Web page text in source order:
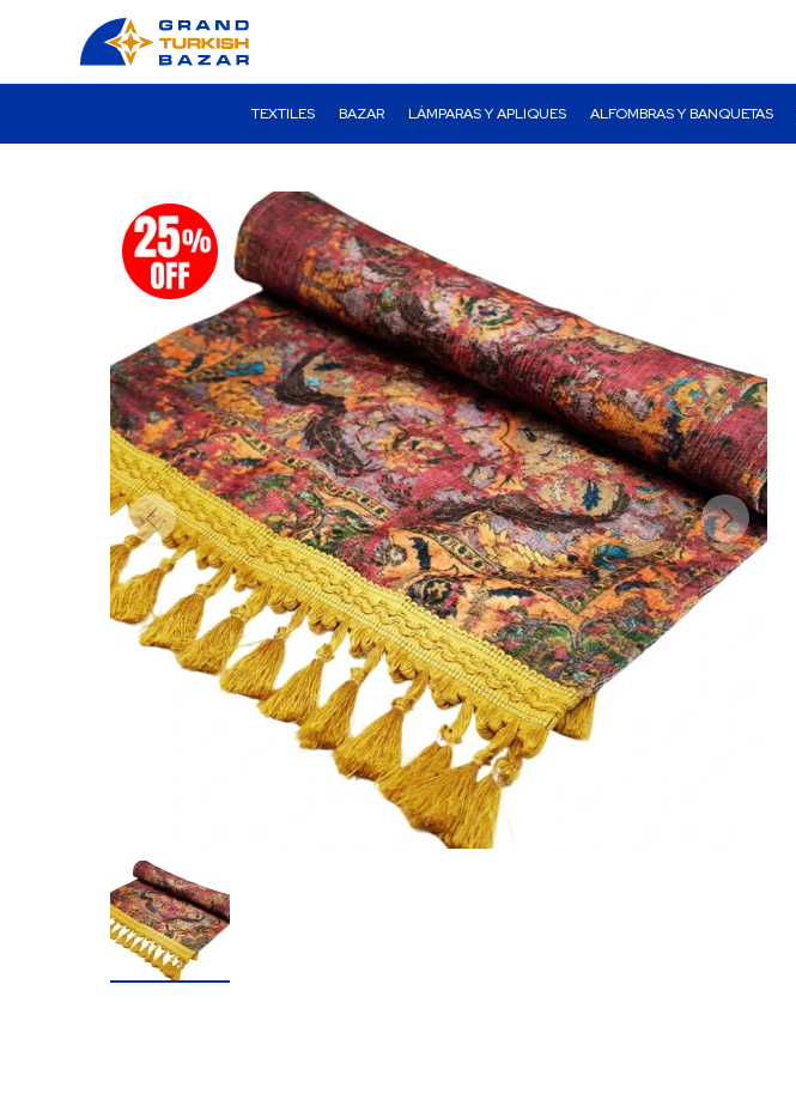
TEXTILES BAZAR LÁMPARAS Y APLIQUES ALFOMBRAS Y BANQUETAS